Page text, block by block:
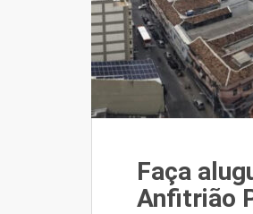
Faça
Anfitrião